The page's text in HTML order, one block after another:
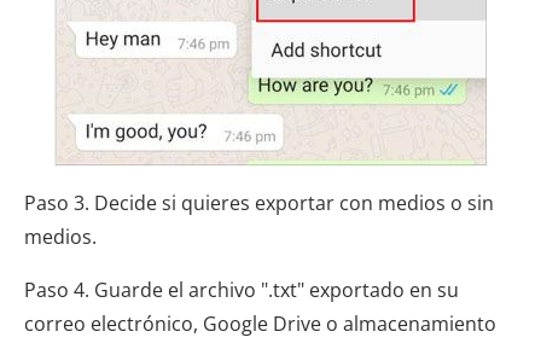
Paso 3. Decide si quieres exportar con medios o sin
medios.
Paso 4. Guarde el archivo ".txt" exportado en su
correo electrónico, Google Drive o almacenamiento